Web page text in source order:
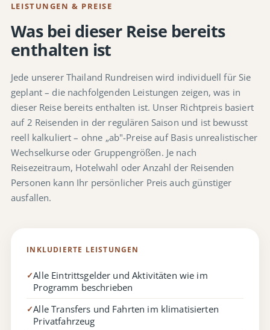
LEISTUNGEN & PREISE
Was bei dieser Reise bereits
enthalten ist
Jede unserer Thailand Rundreisen wird individuell für Sie
geplant – die nachfolgenden Leistungen zeigen, was in
dieser Reise bereits enthalten ist. Unser Richtpreis basiert
auf 2 Reisenden in der regulären Saison und ist bewusst
reell kalkuliert – ohne „ab"-Preise auf Basis unrealistischer
Wechselkurse oder Gruppengrößen. Je nach
Reisezeitraum, Hotelwahl oder Anzahl der Reisenden
Personen kann Ihr persönlicher Preis auch günstiger
ausfallen.
INKLUDIERTE LEISTUNGEN
✓Alle Eintrittsgelder und Aktivitäten wie im
Programm beschrieben
✓Alle Transfers und Fahrten im klimatisierten
Privatfahrzeug